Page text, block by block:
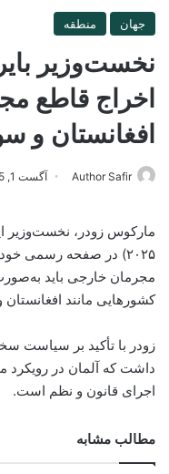
جهان منطقه
نخست‌وزیر
اخراج قاطع
افغانستان و
Author Safir آگست 1, 2025
۲۰۲۵) در صفحه رسمی
مجرمان خارجی باید
کشورهایی مانند
زودر با تأکید بر سیاست
داشت که آلمان در رویکرد
اجرای قانون و نظم است.
مطالب مشابه